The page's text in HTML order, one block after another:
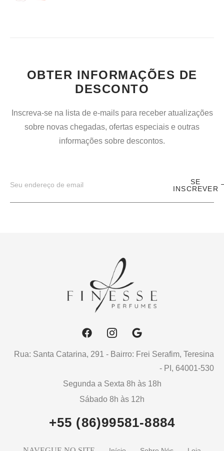
OBTER INFORMAÇÕES DE
DESCONTO
Inscreva-se na lista de e-mails para receber atualizações
sobre novas chegadas, ofertas especiais e outras
informações sobre descontos.
SE
INSCREVER
Rua: Santa Catarina, 291 - Bairro: Frei Serafim, Teresina
- PI, 64001-530
Segunda a Sexta 8h às 18h
Sábado 8h às 12h
+55 (86)99581-8884